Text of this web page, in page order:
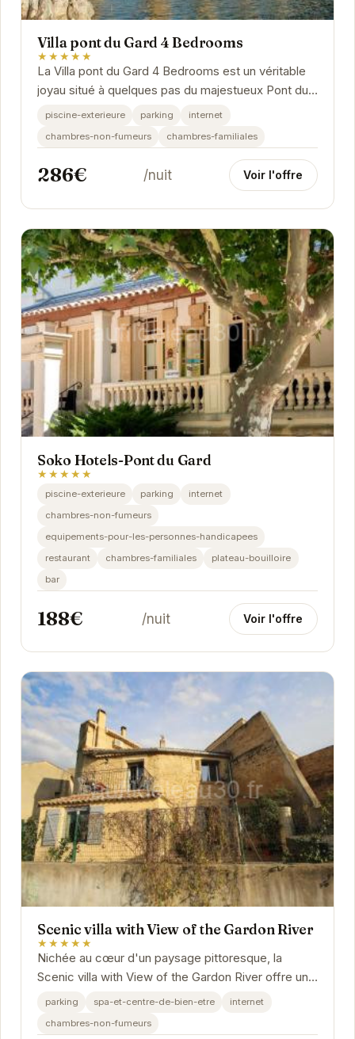
Villa pont du Gard 4 Bedrooms
★★★★★
La Villa pont du Gard 4 Bedrooms est un véritable
joyau situé à quelques pas du majestueux Pont du
Gard. Offrant un cadre idyllique pour des...
piscine-exterieure parking
internet
chambres-non-fumeurs
chambres-familiales
286€ /nuit Voir l'offre
Soko Hotels-Pont du Gard
★★★★★
piscine-exterieure parking
internet
chambres-non-fumeurs
equipements-pour-les-personnes-handicapees
restaurant
chambres-familiales
plateau-bouilloire
bar
188€ /nuit Voir l'offre
Scenic villa with View of the Gardon River
★★★★★
Nichée au cœur d'un paysage pittoresque, la
Scenic villa with View of the Gardon River offre un
cadre idyllique pour des vacances mémorables.
parking spa-et-centre-de-bien-etre
internet
chambres-non-fumeurs